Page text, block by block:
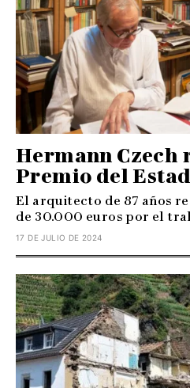
Hermann Czech
Premio del
El arquitecto de 87 años
de 30.000 euros por el
17 DE JULIO DE 2024